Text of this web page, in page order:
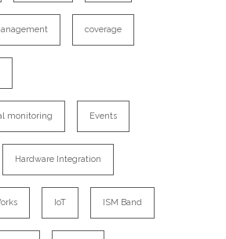
coverage
monitoring Events
Hardware Integration
IoT ISM Band